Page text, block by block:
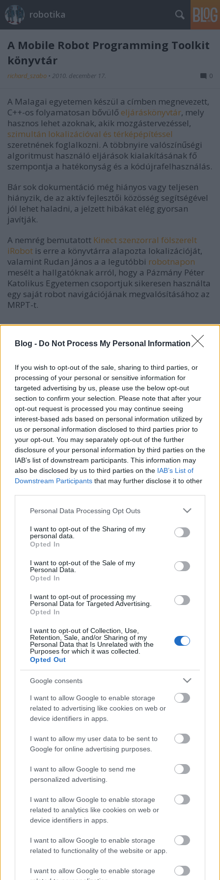
Blog - Do Not Process My Personal Information
If you wish to opt-out of the sale, sharing to third parties, or
processing of your personal or sensitive information for
targeted advertising by us, please use the below opt-out
section to confirm your selection. Please note that after your
opt-out request is processed you may continue seeing
interest-based ads based on personal information utilized by
us or personal information disclosed to third parties prior to
your opt-out. You may separately opt-out of the further
disclosure of your personal information by third parties on the
IAB’s list of downstream participants. This information may
also be disclosed by us to third parties on the IAB’s List of
Downstream Participants that may further disclose it to other
Please note that this website/app uses one or more Google
not limited to your visit or usage behaviour. You may click to
grant or deny consent to Google and its third-party tags to
use your data for below specified purposes in below Google
consent section.
Personal Data Processing Opt Outs
I want to opt-out of the Sharing of my
personal data.
Opted In
I want to opt-out of the Sale of my
Personal Data.
Opted In
I want to opt-out of processing my
Personal Data for Targeted Advertising.
Opted In
I want to opt-out of Collection, Use,
Retention, Sale, and/or Sharing of my
Personal Data that Is Unrelated with the
Purposes for which it was collected.
Opted Out
Google consents
I want to allow Google to enable storage
related to advertising like cookies on web or
device identifiers in apps.
I want to allow my user data to be sent to
Google for online advertising purposes.
I want to allow Google to send me
personalized advertising.
I want to allow Google to enable storage
related to analytics like cookies on web or
device identifiers in apps.
I want to allow Google to enable storage
related to functionality of the website or app.
I want to allow Google to enable storage
robotika
A Mobile Robot Programming Toolkit
könyvtár
richard_szabo • 2010. december 17. 0
A Malagai egyetemen készül a címben megnevezett,
C++-os folyamatosan bővülő eljáráskönyvtár, mely
hasznos lehet azoknak, akik mozgástervezéssel,
szimultán lokalizációval és térképépítéssel
szeretnének foglalkozni. A többnyire valószínűségi
algoritmust használó eljárások kialakításának fő
szempontja a hatékonyság és a kódújrafelhasználás.
Bár sok dokumentáció még hiányos vagy teljesen
hiányzik, de az aktív fejlesztői közösség segítségével
jól lehet haladni, a jelzett hibákat elég gyorsan
javítják.
A nemrég bemutatott Kinect szenzorral fölszerelt
iRobot is erre a könyvtárra alapozta lokalizációját,
valamint Rudan János a a legutóbbi robotnapon
mesélt a hallgatóknak arról, hogy a Pázmány Péter
Katolikus Egyetemen csoportjuk sikeresen használta
egy saját robot navigációjának megvalósításához az
MRPT-t.
A Drezdai Egyetemen készített alábbi videó szintén a
könyvtár használatára mutat egy példát.
Címkék:magyar slam malaga mrpt
Ajánlott bejegyzések:
LEGO robotkéz
Húsvéti nyuszi vs. robothadsereg
Robotika szakosztályi gyűlés
visszacsatolásos vezérlésről